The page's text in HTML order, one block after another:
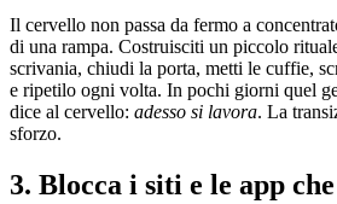
Il cervello non passa da fermo a
di una rampa. Costruisciti un piccolo
scrivania, chiudi la porta, metti le cuffie,
e ripetilo ogni volta. In pochi giorni quel
dice al cervello: adesso si lavora. La
sforzo.
3. Blocca i siti e le app